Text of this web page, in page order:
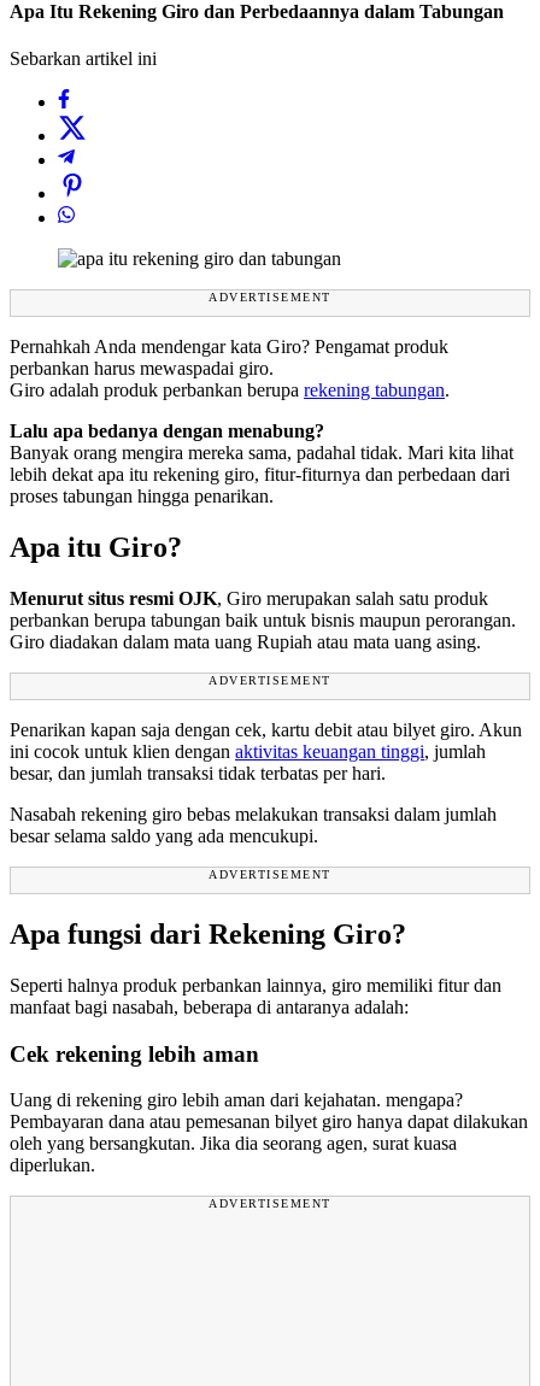
Apa Itu Rekening Giro dan Perbedaannya dalam Tabungan
Sebarkan artikel ini
ADVERTISEMENT
Pernahkah Anda mendengar kata Giro? Pengamat produk
perbankan harus mewaspadai giro.
Giro adalah produk perbankan berupa rekening tabungan.
Lalu apa bedanya dengan menabung?
Banyak orang mengira mereka sama, padahal tidak. Mari kita lihat
lebih dekat apa itu rekening giro, fitur-fiturnya dan perbedaan dari
proses tabungan hingga penarikan.
Apa itu Giro?
Menurut situs resmi OJK, Giro merupakan salah satu produk
perbankan berupa tabungan baik untuk bisnis maupun perorangan.
Giro diadakan dalam mata uang Rupiah atau mata uang asing.
ADVERTISEMENT
Penarikan kapan saja dengan cek, kartu debit atau bilyet giro. Akun
ini cocok untuk klien dengan aktivitas keuangan tinggi, jumlah
besar, dan jumlah transaksi tidak terbatas per hari.
Nasabah rekening giro bebas melakukan transaksi dalam jumlah
besar selama saldo yang ada mencukupi.
ADVERTISEMENT
Apa fungsi dari Rekening Giro?
Seperti halnya produk perbankan lainnya, giro memiliki fitur dan
manfaat bagi nasabah, beberapa di antaranya adalah:
Cek rekening lebih aman
Uang di rekening giro lebih aman dari kejahatan. mengapa?
Pembayaran dana atau pemesanan bilyet giro hanya dapat dilakukan
oleh yang bersangkutan. Jika dia seorang agen, surat kuasa
diperlukan.
ADVERTISEMENT